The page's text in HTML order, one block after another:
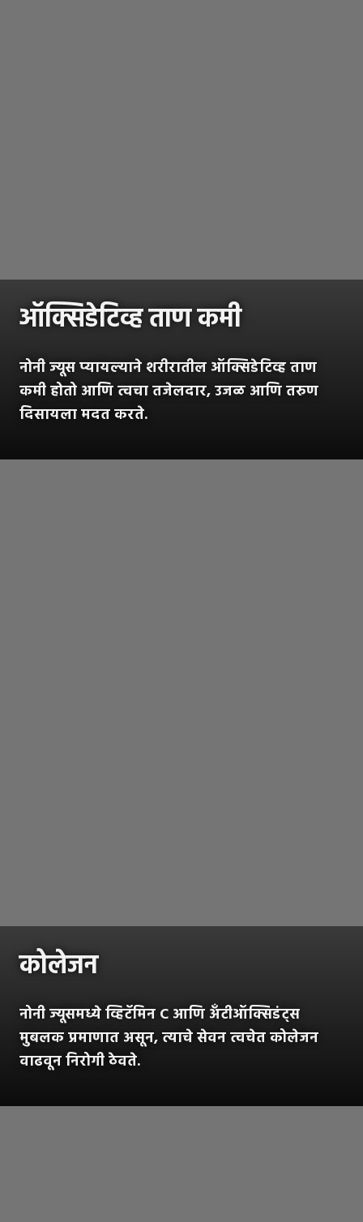
ऑक्सिडेटिव्ह ताण कमी
नोनी ज्यूस प्यायल्याने शरीरातील ऑक्सिडेटिव्ह ताण
कमी होतो आणि त्वचा तजेलदार, उजळ आणि तरुण
दिसायला मदत करते.
कोलेजन
नोनी ज्यूसमध्ये व्हिटॅमिन C आणि अँटीऑक्सिडंट्स
मुबलक प्रमाणात असून, त्याचे सेवन त्वचेत कोलेजन
वाढवून निरोगी ठेवते.